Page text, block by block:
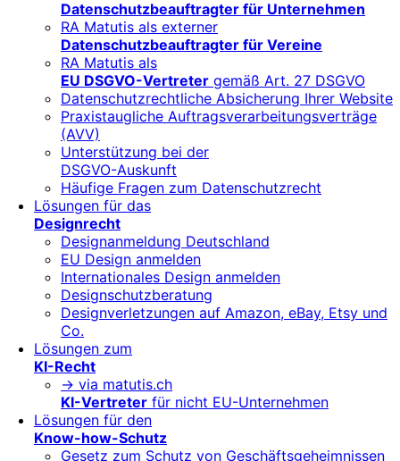
Datenschutzbeauftragter für Unternehmen
RA Matutis als externer
Datenschutzbeauftragter für Vereine
RA Matutis als
EU DSGVO-Vertreter gemäß Art. 27 DSGVO
Datenschutzrechtliche Absicherung Ihrer Website
Praxistaugliche Auftragsverarbeitungsverträge
(AVV)
Unterstützung bei der
DSGVO-Auskunft
Häufige Fragen zum Datenschutzrecht
Lösungen für das
Designrecht
Designanmeldung Deutschland
EU Design anmelden
Internationales Design anmelden
Designschutzberatung
Designverletzungen auf Amazon, eBay, Etsy und
Co.
Lösungen zum
KI-Recht
-> via matutis.ch
KI-Vertreter für nicht EU-Unternehmen
Lösungen für den
Know-how-Schutz
Gesetz zum Schutz von Geschäftsgeheimnissen